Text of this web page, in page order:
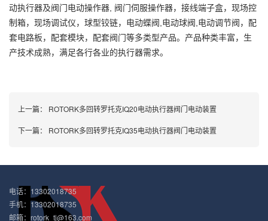
动执行器及阀门电动操作器, 阀门伺服操作器，接线端子盒，现场控
制箱，现场调试仪，球型铰链，电动蝶阀,电动球阀,电动调节阀，配
套电路板，配套模块，配套阀门等多类型产品。产品种类丰富，生
产技术成熟，满足各行各业的执行器需求。
上一篇： ROTORK多回转罗托克IQ20电动执行器阀门电动装置
下一篇： ROTORK多回转罗托克IQ35电动执行器阀门电动装置
电话：13302018735
手机：13302018735
邮箱：rotork_tj@163.com